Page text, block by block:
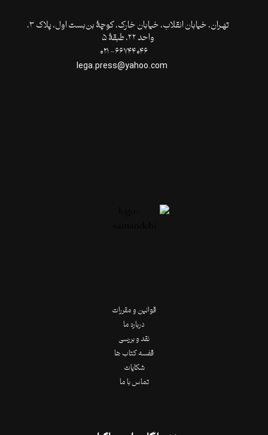
تهـران،‌ خیابان انقلاب، خیابان خارک، کوچۀ بن‌بست اول، پلاک ۳،
واحد ۲۲، طبقۀ ۵
قوانین و مقررات
درباره ما
نقد و بررسی
قفسه کتاب ها
شکایات
تماس با ما